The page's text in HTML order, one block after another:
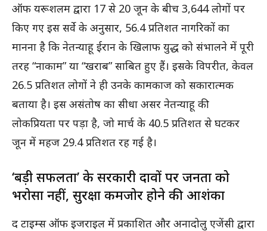
ऑफ यरूशलम द्वारा 17 से 20 जून के बीच 3,644 लोगों पर
किए गए इस सर्वे के अनुसार, 56.4 प्रतिशत नागरिकों का
मानना है कि नेतन्याहू ईरान के खिलाफ युद्ध को संभालने में पूरी
तरह “नाकाम” या “खराब” साबित हुए हैं। इसके विपरीत, केवल
26.5 प्रतिशत लोगों ने ही उनके कामकाज को सकारात्मक
बताया है। इस असंतोष का सीधा असर नेतन्याहू की
लोकप्रियता पर पड़ा है, जो मार्च के 40.5 प्रतिशत से घटकर
जून में महज 29.4 प्रतिशत रह गई है।
‘बड़ी सफलता’ के सरकारी दावों पर जनता को
भरोसा नहीं, सुरक्षा कमजोर होने की आशंका
द टाइम्स ऑफ इजराइल में प्रकाशित और अनादोलु एजेंसी द्वारा